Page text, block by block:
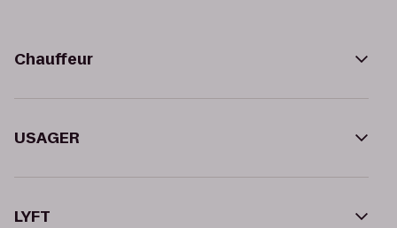
Chauffeur
USAGER
LYFT